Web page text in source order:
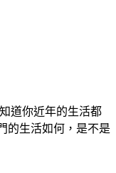
道你近年的生活都
的生活如何，是不是